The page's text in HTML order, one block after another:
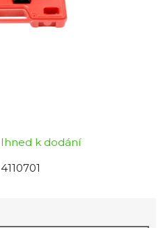
Ihned k dodání
4110701